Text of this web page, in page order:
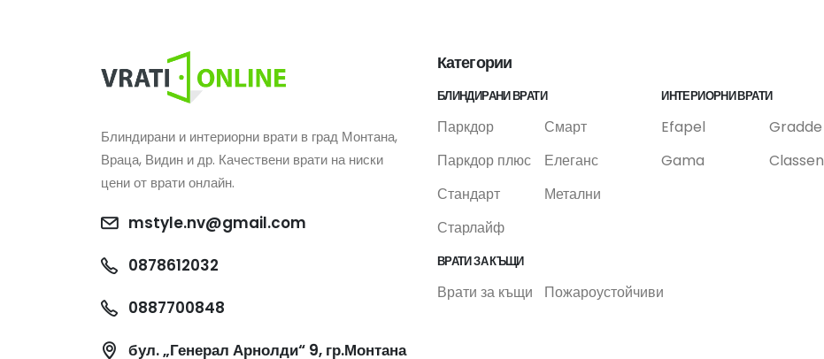
Блиндирани и интериорни врати в град Монтана,
Враца, Видин и др. Качествени врати на ниски
цени от врати онлайн.
mstyle.nv@gmail.com
0878612032
0887700848
бул. „Генерал Арнолди“ 9, гр.Монтана
Категории
БЛИНДИРАНИ ВРАТИ
Паркдор
Паркдор плюс
Стандарт
Старлайф
Смарт
Елеганс
Метални
ВРАТИ ЗА КЪЩИ
Врати за къщи Пожароустойчиви
ИНТЕРИОРНИ ВРАТИ
Efapel
Gama
Gradde
Classen